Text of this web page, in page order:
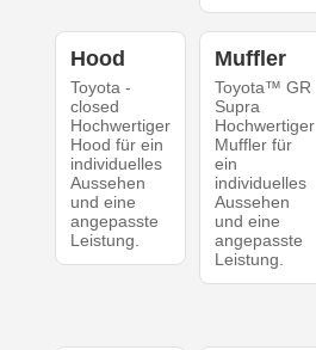
Hood
Toyota -
closed
Hochwertiger
Hood für ein
individuelles
Aussehen
und eine
angepasste
Leistung.
Muffler
Toyota™ GR
Supra
Hochwertiger
Muffler für
ein
individuelles
Aussehen
und eine
angepasste
Leistung.